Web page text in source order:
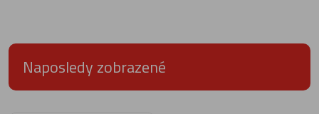
Naposledy zobrazené